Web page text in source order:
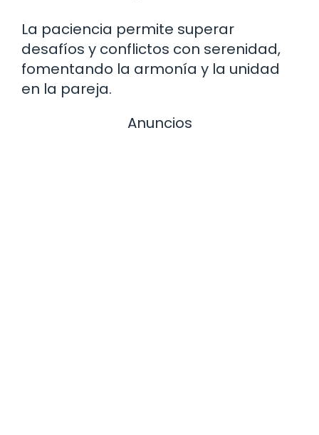
La paciencia permite superar
desafíos y conflictos con serenidad,
fomentando la armonía y la unidad
en la pareja.
Anuncios